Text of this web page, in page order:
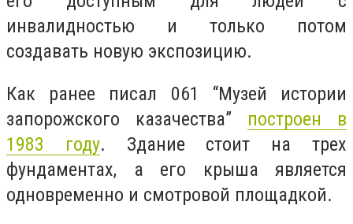
инвалидностью и только потом
создавать новую экспозицию.
Как ранее писал 061 “Музей истории
запорожского казачества” построен в
1983 году. Здание стоит на трех
фундаментах, а его крыша является
одновременно и смотровой площадкой.